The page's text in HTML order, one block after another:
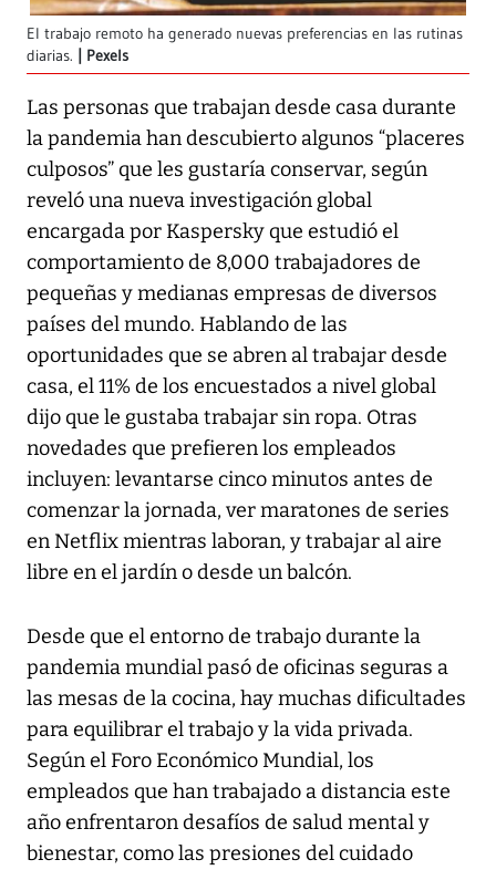
El trabajo remoto ha generado nuevas preferencias en las rutinas
diarias.
Pexels
Las personas que trabajan desde casa durante
la pandemia han descubierto algunos “placeres
culposos” que les gustaría conservar, según
reveló una nueva investigación global
encargada por Kaspersky que estudió el
comportamiento de 8,000 trabajadores de
pequeñas y medianas empresas de diversos
países del mundo. Hablando de las
oportunidades que se abren al trabajar desde
casa, el 11% de los encuestados a nivel global
dijo que le gustaba trabajar sin ropa. Otras
novedades que prefieren los empleados
incluyen: levantarse cinco minutos antes de
comenzar la jornada, ver maratones de series
en Netflix mientras laboran, y trabajar al aire
libre en el jardín o desde un balcón.
Desde que el entorno de trabajo durante la
pandemia mundial pasó de oficinas seguras a
las mesas de la cocina, hay muchas dificultades
para equilibrar el trabajo y la vida privada.
Según el Foro Económico Mundial, los
empleados que han trabajado a distancia este
año enfrentaron desafíos de salud mental y
bienestar, como las presiones del cuidado